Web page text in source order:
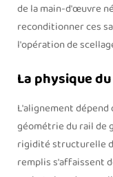
de la main-d'œuvre
reconditionner ces
l'opération de
La physique
L'alignement
géométrie du rail de
rigidité structurelle
remplis s'affaissent